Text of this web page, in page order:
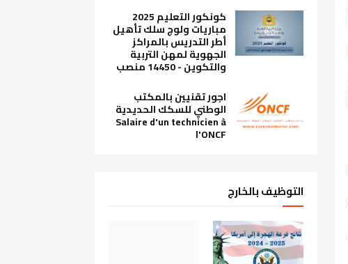
كونكور التعليم 2025
مباريات ولوج سلك تأهيل
أطر التدريس بالمراكز
الجهوية لمهن التربية
والتكوين - 14450 منصب
اجور تقنيين بالمكتب
الوطني للسكك الحديدية
Salaire d'un technicien à
l'ONCF
التوظيف بالخارج